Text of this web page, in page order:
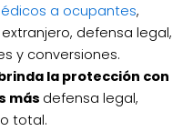
a ocupantes,
defensa legal,
y conversiones.
la protección con
más defensa legal,
total.